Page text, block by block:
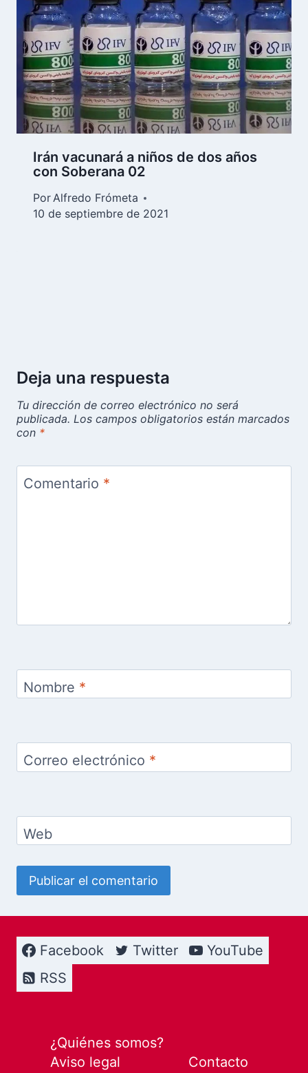
Irán vacunará a niños de dos años
con Soberana 02
PorAlfredo Frómeta
10 de septiembre de 2021
Deja una respuesta
Tu dirección de correo electrónico no será
publicada. Los campos obligatorios están marcados
con *
Comentario *
Nombre *
Correo electrónico *
Web
Facebook Twitter
YouTube
RSS
¿Quiénes somos?
Aviso legal
Contacto